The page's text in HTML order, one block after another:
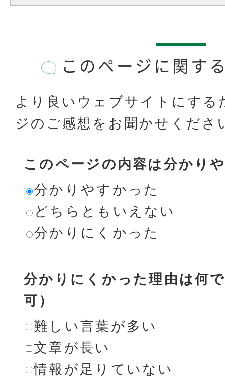
このページに関す
より良いウェブサイトにする
ジのご感想をお聞かせくださ
このページの内容は分かり
分かりやすかった
どちらともいえない
分かりにくかった
分かりにくかった理由は何
可）
難しい言葉が多い
文章が長い
情報が足りていない